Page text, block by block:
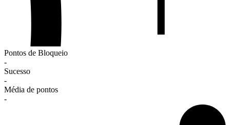
Pontos de Bloqueio
-
Sucesso
-
Média de pontos
-